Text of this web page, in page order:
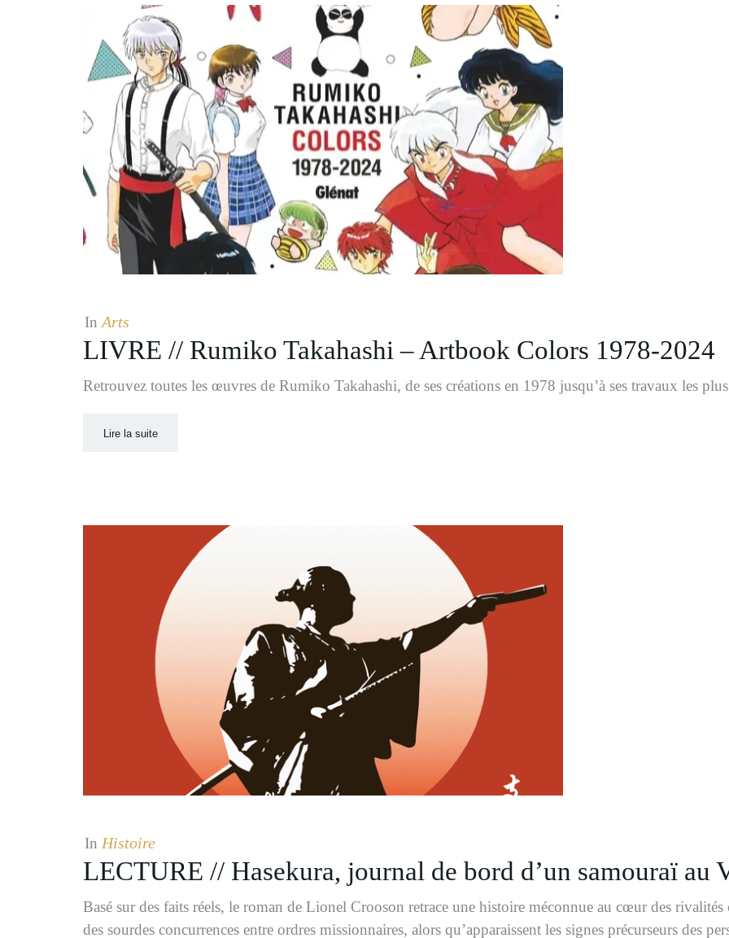
InArts
LIVRE // Rumiko Takahashi – Artbook Colors 1978-2024
Retrouvez toutes les œuvres de Rumiko Takahashi, de ses créations en 1978 jusqu’à ses travaux les
Lire la suite
In Histoire
LECTURE // Hasekura, journal de bord d’un samouraï au
Basé sur des faits réels, le roman de Lionel Crooson retrace une histoire méconnue au cœur des
des sourdes concurrences entre ordres missionnaires, alors qu’apparaissent les signes précurseurs des